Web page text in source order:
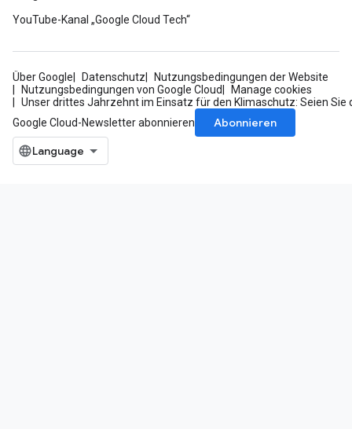
YouTube-Kanal „Google Cloud Tech“
Über Google Datenschutz
Nutzungsbedingungen der Website
Nutzungsbedingungen von Google Cloud
Manage cookies
Unser drittes Jahrzehnt im Einsatz für den Klimaschutz: Seien Sie
Google Cloud-Newsletter abonnieren
Abonnieren